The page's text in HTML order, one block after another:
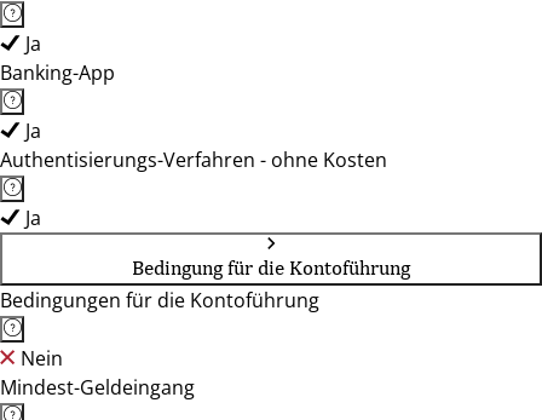
Ja
Banking-App
Ja
Authentisierungs-Verfahren - ohne Kosten
Ja
Bedingung für die Kontoführung
Bedingungen für die Kontoführung
Nein
Mindest-Geldeingang